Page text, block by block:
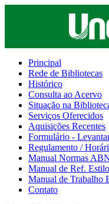
Principal
Rede de Bibliotecas
Histórico
Consulta ao Acervo
Situação na
Serviços Oferecidos
Aquisições Recentes
Formulário -
Regulamento /
Manual Normas
Manual de Ref.
Manual de Trabalho
Contato